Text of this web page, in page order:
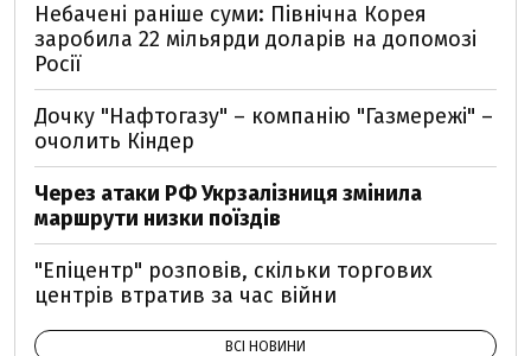
Небачені раніше суми: Північна Корея
заробила 22 мільярди доларів на допомозі
Росії
Дочку "Нафтогазу" – компанію "Газмережі" –
очолить Кіндер
Через атаки РФ Укрзалізниця змінила
маршрути низки поїздів
"Епіцентр" розповів, скільки торгових
центрів втратив за час війни
ВСІ НОВИНИ